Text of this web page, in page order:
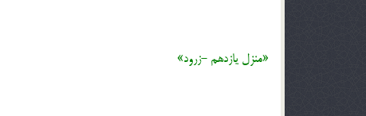
«منزل یازدهم -زرود»